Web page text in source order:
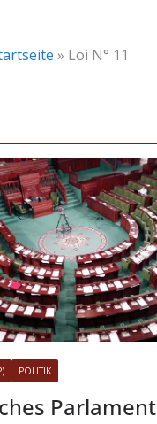
» Loi N° 11
POLITIK
Parlament